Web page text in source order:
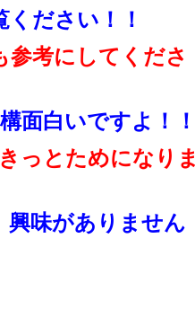
ださい！！
考にしてくださ
面白いですよ！！
っとためになりま
興味がありません